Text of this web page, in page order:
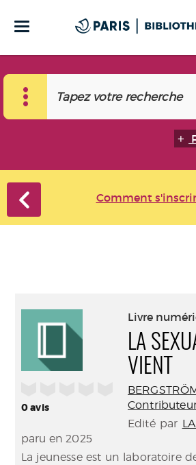
Comment
0avis
Livre
LA
VIENT
Edité par
paru en 2025
La jeunesse est un laboratoire